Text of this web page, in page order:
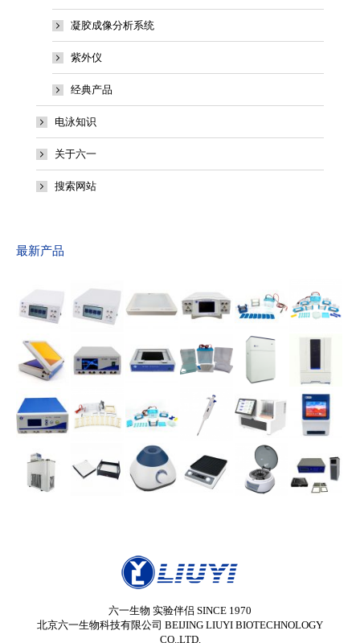
凝胶成像分析系统
紫外仪
经典产品
电泳知识
关于六一
搜索网站
最新产品
六一生物 实验伴侣 SINCE 1970
北京六一生物科技有限公司 BEIJING LIUYI BIOTECHNOLOGY
CO.,LTD.